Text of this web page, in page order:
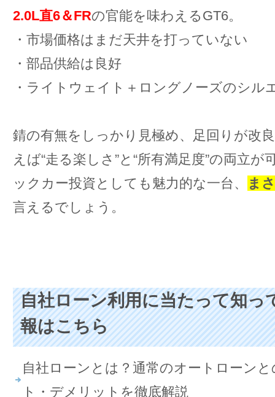
2.0L直6＆FRの官能を味わえるGT6。
・市場価格はまだ天井を打っていない
・部品供給は良好
・ライトウェイト＋ロングノーズのシル
錆の有無をしっかり見極め、足回りが改
えば“走る楽しさ”と“所有満足度”の両立が
ックカー投資としても魅力的な一台、
ま
言えるでしょう。
自社ローン利用に当たって知っ
報はこちら
自社ローンとは？通常のオートローン
ト・デメリットを徹底解説